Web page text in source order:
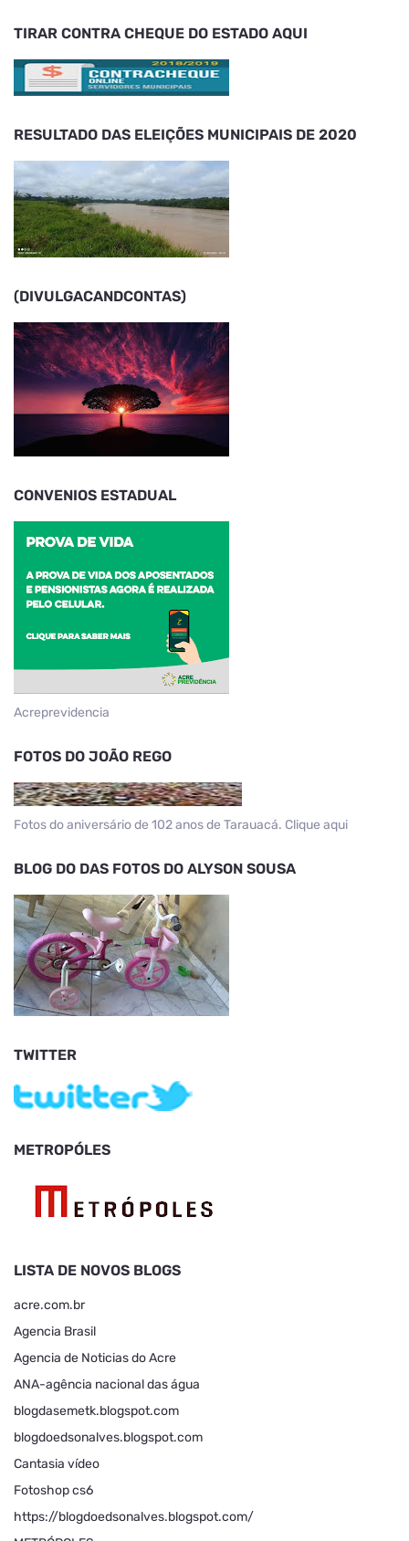
TIRAR CONTRA CHEQUE DO ESTADO AQUI
RESULTADO DAS ELEIÇÕES MUNICIPAIS DE 2020
(DIVULGACANDCONTAS)
CONVENIOS ESTADUAL
Acreprevidencia
FOTOS DO JOÃO REGO
Fotos do aniversário de 102 anos de Tarauacá. Clique aqui
BLOG DO DAS FOTOS DO ALYSON SOUSA
TWITTER
METROPÓLES
LISTA DE NOVOS BLOGS
acre.com.br
Agencia Brasil
Agencia de Noticias do Acre
ANA-agência nacional das água
blogdasemetk.blogspot.com
blogdoedsonalves.blogspot.com
Cantasia vídeo
Fotoshop cs6
https://blogdoedsonalves.blogspot.com/